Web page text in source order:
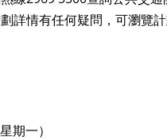
詳情有任何疑問，可瀏覽
期一）